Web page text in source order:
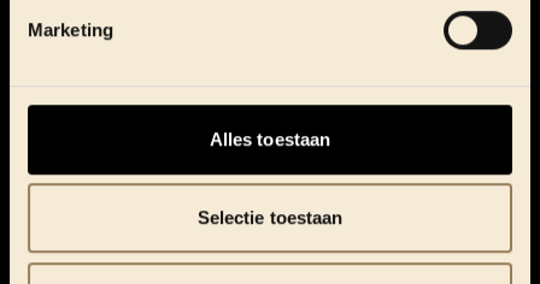
Marketing
Alles toestaan
Selectie toestaan
za 10 - 17 uur / in juli & augustus: 10 - 13 uur
Gesloten op zon- en feestdagen